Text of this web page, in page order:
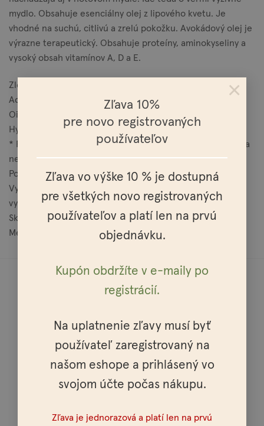
Zľava 10%
pre novo registrovaných
používateľov
Zľava vo výške 10 % je dostupná
pre všetkých novo registrovaných
používateľov a platí len na prvú
objednávku.
Kupón obdržíte v e-maily po
registrácií.
Na uplatnenie zľavy musí byť
používateľ zaregistrovaný na
našom eshope a prihlásený vo
svojom účte počas nákupu.
Zľava je jednorazová a platí len na prvú
×
mydlo. Obsahuje esenciálny olej z lipového kvetu. Je
vhodné na suchú, citlivú a zrelú pokožku. Avokádový olej je
výrazne terapeutický. Obsahuje proteíny, aminokyseliny a
vysoký obsah vitamínov A, D a E.
Zloženie:
Aqua, Butyrospermum Parkii Fruit Butter, Olea Europaea
Oil, Cocos Nucifera Oil, Persea Gratissima Oil, Sodium
Hydroxide*, Tilia Vulgaris Flower Oil.
* Potrebný na saponifikáciu olejov; v konečnom výrobku sa
nenachádza.
Použitie:
Vyhnite sa kontaktu s očami. V prípade vniknutia do očí
vypláchnite vodou!
Skladovanie:
Medzi používaním odkladajte na suché miesto.
Doprava do celej Európy
Osobné vyzdvihnutie možné v celej SR a ČR